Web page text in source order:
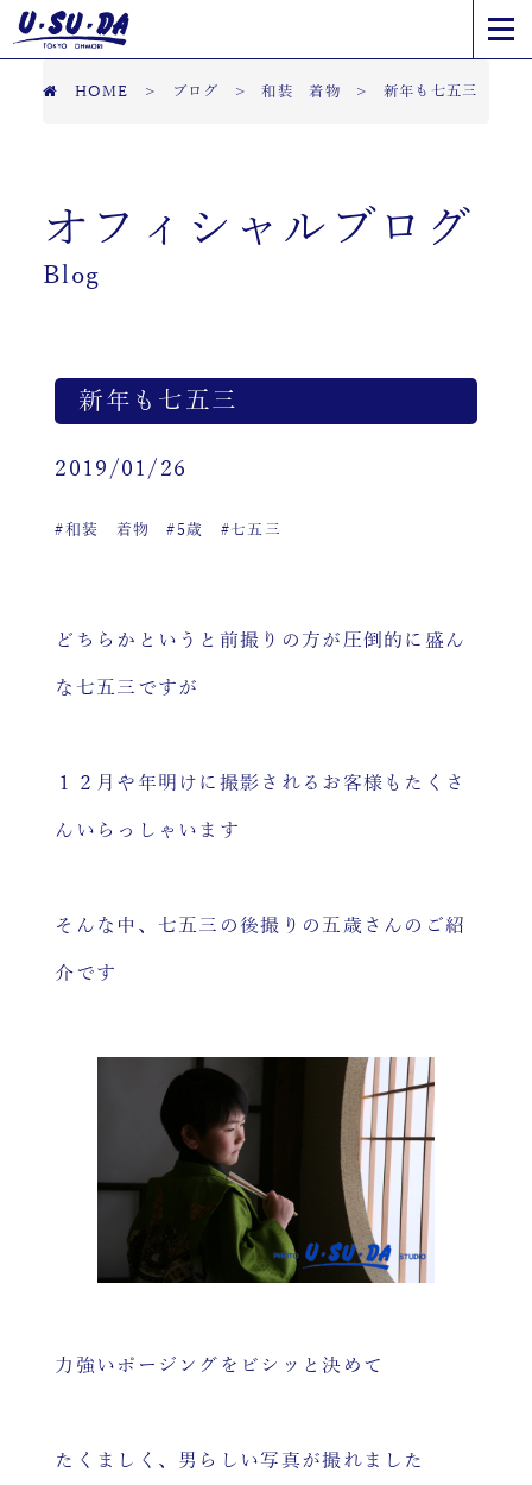
HOME > ブログ >和装 着物 > 新年も七五三
オフィシャルブログ
Blog
新年も七五三
2019/01/26
#和装 着物 #5歳 #七五三
どちらかというと前撮りの方が圧倒的に盛ん
な七五三ですが
１２月や年明けに撮影されるお客様もたくさ
んいらっしゃいます
そんな中、七五三の後撮りの五歳さんのご紹
介です
力強いポージングをビシッと決めて
たくましく、男らしい写真が撮れました